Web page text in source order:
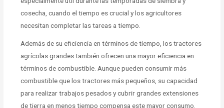
cosecha, cuando el tiempo es crucial y los agricultores
necesitan completar las tareas a tiempo.
Además de su eficiencia en términos de tiempo, los tractores
agrícolas grandes también ofrecen una mayor eficiencia en
términos de combustible. Aunque pueden consumir más
combustible que los tractores más pequeños, su capacidad
para realizar trabajos pesados y cubrir grandes extensiones
de tierra en menos tiempo compensa este mayor consumo.